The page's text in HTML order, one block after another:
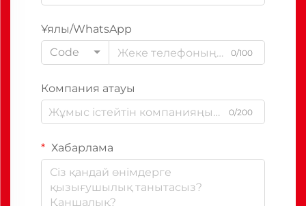
Ұялы/WhatsApp
Code
0/100
Компания атауы
0/200
Хабарлама